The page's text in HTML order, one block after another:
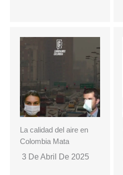
La calidad del aire en
Colombia Mata
3 De Abril De 2025